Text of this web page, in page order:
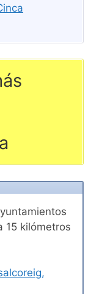
15 kilómetros